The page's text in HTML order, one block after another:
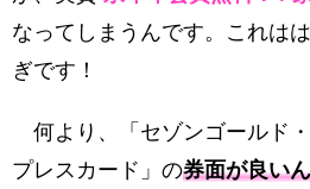
なってしまうんです。これは
ぎです！
何より、「セゾンゴールド
プレスカード」の券面が良い